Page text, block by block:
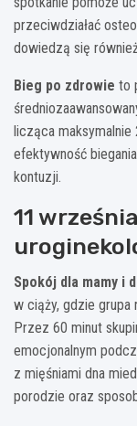
przeciwdziałać
dowiedzą się
Bieg po zdrowie to
licząca
efektywność
kontuzji.
11
Spokój dla mamy i
w ciąży, gdzie
Przez 60 minut
emocjonalnym
z mięśniami dna
porodzie oraz